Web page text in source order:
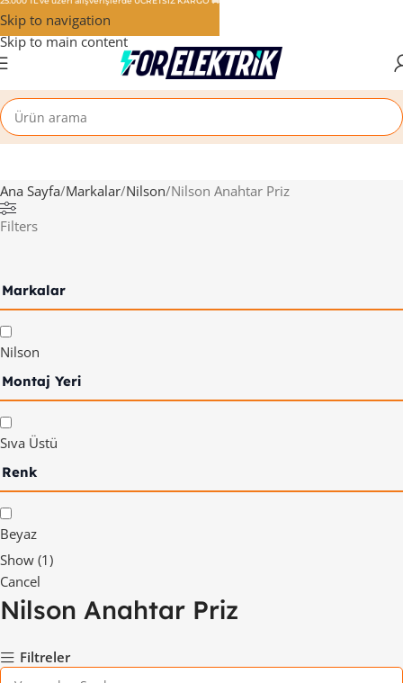
Skip to navigation
Skip to main content
Ana Sayfa Markalar Nilson Nilson Anahtar Priz
Filters
Markalar
Nilson
Montaj Yeri
Sıva Üstü
Renk
Beyaz
Show (1)
Cancel
Nilson Anahtar Priz
Filtreler